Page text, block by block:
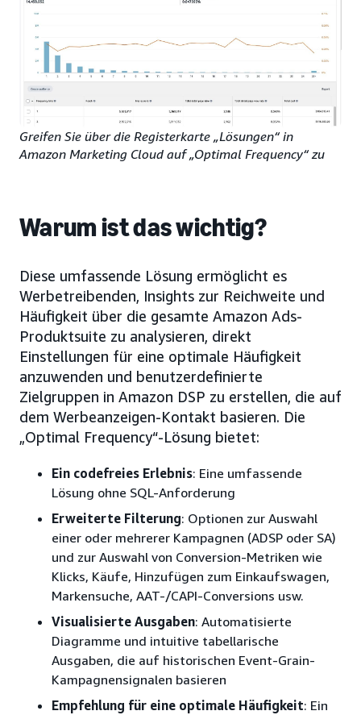
Greifen Sie über die Registerkarte „Lösungen“ in
Amazon Marketing Cloud auf „Optimal Frequency“ zu
Warum ist das wichtig?
Diese umfassende Lösung ermöglicht es
Werbetreibenden, Insights zur Reichweite und
Häufigkeit über die gesamte Amazon Ads-
Produktsuite zu analysieren, direkt
Einstellungen für eine optimale Häufigkeit
anzuwenden und benutzerdefinierte
Zielgruppen in Amazon DSP zu erstellen, die auf
dem Werbeanzeigen-Kontakt basieren. Die
„Optimal Frequency“-Lösung bietet:
Ein codefreies Erlebnis: Eine umfassende
Lösung ohne SQL-Anforderung
Erweiterte Filterung: Optionen zur Auswahl
einer oder mehrerer Kampagnen (ADSP oder SA)
und zur Auswahl von Conversion-Metriken wie
Klicks, Käufe, Hinzufügen zum Einkaufswagen,
Markensuche, AAT-/CAPI-Conversions usw.
Visualisierte Ausgaben: Automatisierte
Diagramme und intuitive tabellarische
Ausgaben, die auf historischen Event-Grain-
Kampagnensignalen basieren
Empfehlung für eine optimale Häufigkeit: Ein